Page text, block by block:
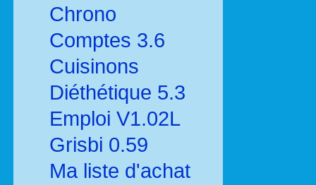
Chrono
Comptes 3.6
Cuisinons
Diéthétique 5.3
Emploi V1.02L
Grisbi 0.59
Ma liste d'achat